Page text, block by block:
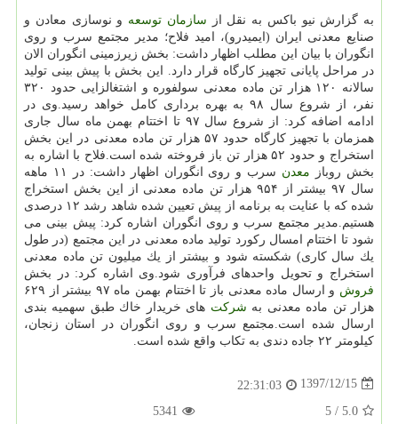
به گزارش نیو باكس به نقل از سازمان توسعه و نوسازی معادن و
صنایع معدنی ایران (ایمیدرو)، امید فلاح؛ مدیر مجتمع سرب و روی
انگوران با بیان این مطلب اظهار داشت: بخش زیرزمینی انگوران الان
در مراحل پایانی تجهیز كارگاه قرار دارد. این بخش با پیش بینی تولید
سالانه ۱۲۰ هزار تن ماده معدنی سولفوره و اشتغالزایی حدود ۳۲۰
نفر، از شروع سال ۹۸ به بهره برداری كامل خواهد رسید.وی در
ادامه اضافه كرد: از شروع سال ۹۷ تا اختتام بهمن ماه سال جاری
همزمان با تجهیز كارگاه حدود ۵۷ هزار تن ماده معدنی در این بخش
استخراج و حدود ۵۲ هزار تن باز فروخته شده است.فلاح با اشاره به
بخش روباز معدن
سرب و روی انگوران اظهار داشت: در ۱۱ ماهه
سال ۹۷ بیشتر از ۹۵۴ هزار تن ماده معدنی از این بخش استخراج
شده كه با عنایت به برنامه از پیش تعیین شده شاهد رشد ۱۲ درصدی
هستیم.مدیر مجتمع سرب و روی انگوران اشاره كرد: پیش بینی می
شود تا اختتام امسال ركورد تولید ماده معدنی در این مجتمع (در طول
یك سال كاری) شكسته شود و بیشتر از یك میلیون تن ماده معدنی
استخراج و تحویل واحدهای فرآوری شود.وی اشاره كرد: در بخش
فروش
و ارسال ماده معدنی باز تا اختتام بهمن ماه ۹۷ بیشتر از ۶۲۹
هزار تن ماده معدنی به شركت های خریدار خاك طبق سهمیه بندی
ارسال شده است.مجتمع سرب و روی انگوران در استان زنجان،
كیلومتر ۲۲ جاده دندی به تكاب واقع شده است.
1397/12/15
22:31:03
5.0
/
5
5341